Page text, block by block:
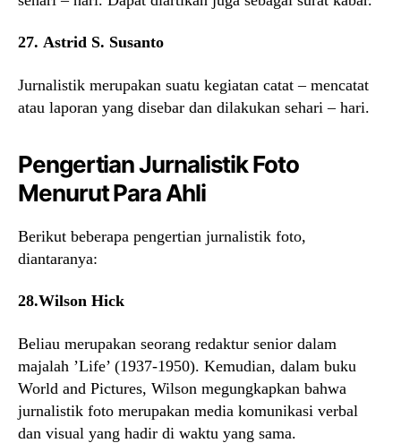
27. Astrid S. Susanto
Jurnalistik merupakan suatu kegiatan catat – mencatat
atau laporan yang disebar dan dilakukan sehari – hari.
Pengertian Jurnalistik Foto
Menurut Para Ahli
Berikut beberapa pengertian jurnalistik foto,
diantaranya:
28.Wilson Hick
Beliau merupakan seorang redaktur senior dalam
majalah ’Life’ (1937-1950). Kemudian, dalam buku
World and Pictures, Wilson megungkapkan bahwa
jurnalistik foto merupakan media komunikasi verbal
dan visual yang hadir di waktu yang sama.